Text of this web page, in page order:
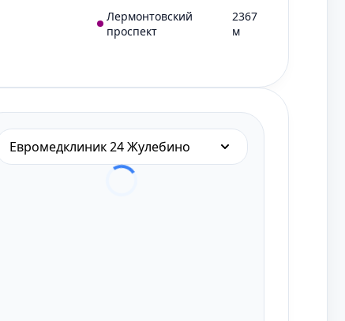
Лермонтовский
проспект
2367
м
Евромедклиник 24 Жулебино